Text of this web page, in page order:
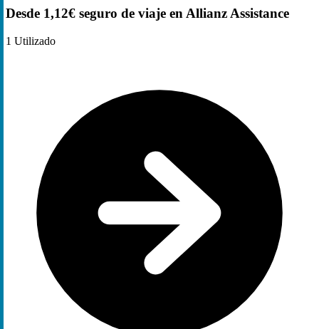
Desde 1,12€ seguro de viaje en Allianz Assistance
1 Utilizado